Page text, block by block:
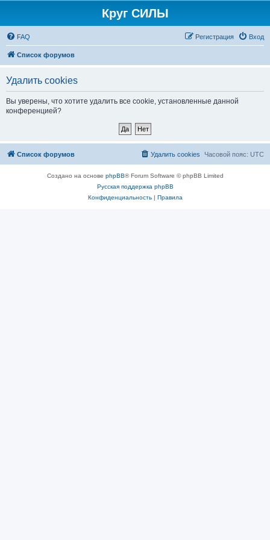
Круг СИЛЫ
FAQ Вход
Регистрация
Список форумов
Удалить cookies
Вы уверены, что хотите удалить все cookie, установленные данной
конференцией?
Список форумов Часовой пояс: UTC
Удалить cookies
Создано на основе phpBB® Forum Software © phpBB Limited
Русская поддержка phpBB
Конфиденциальность| Правила